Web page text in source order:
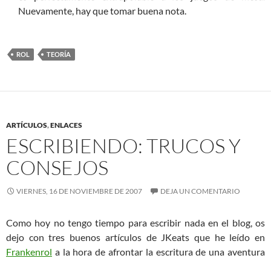
Nuevamente, hay que tomar buena nota.
ROL TEORÍA
ARTÍCULOS,ENLACES
ESCRIBIENDO: TRUCOS Y
CONSEJOS
VIERNES, 16 DE NOVIEMBRE DE 2007 DEJA UN COMENTARIO
Como hoy no tengo tiempo para escribir nada en el blog, os
dejo con tres buenos artículos de JKeats que he leído en
Frankenrol a la hora de afrontar la escritura de una aventura